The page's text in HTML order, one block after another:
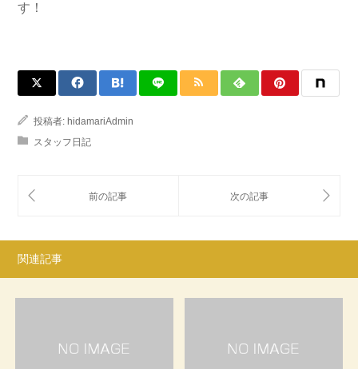
す！
投稿者: hidamariAdmin
スタッフ日記
関連記事